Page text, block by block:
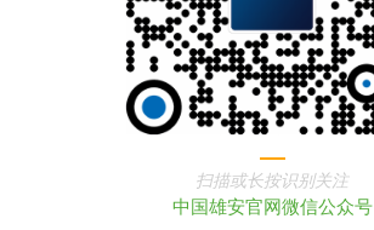
扫描或长按识别关注
中国雄安官网微信公众号